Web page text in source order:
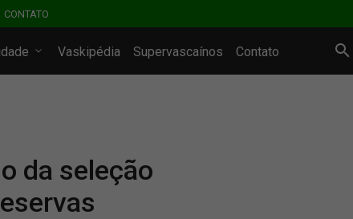
CONTATO
Vaskipédia Supervascaínos Contato
da seleção